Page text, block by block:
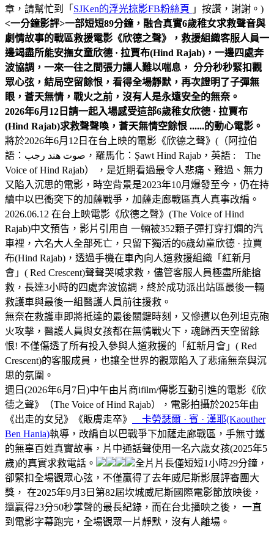
章，請幫忙到「 SJKen的浮光掠影FB粉絲頁 」按讚，謝謝。)
<一分鐘影評>一部短短89分鐘，融合真實6歲稚女求救聲音與
劇情故事的戰區救援電影《欣德之聲》，救援組織客服人員一
邊竭盡所能安撫女童欣德 · 拉賈布(Hind Rajab)，一邊四處奔
波協調，一來一往之間張力讓人難以喘息， 分分秒秒緊扣觀
眾心弦，結局空留餘恨，看得全場靜默，再次證明了子彈無
眼，蒼天無情，戰火之前，沒有人是永遠安全的無奈。
2026年6月12日請一起入場感受這部6歲稚女欣德 · 拉賈布
(Hind Rajab)求救聲聲喚，蒼天無情空餘恨 ......的動心電影。
將於2026年6月12日在台上映的電影《欣德之聲》(（阿拉伯
語：صوت هند رجب，羅馬化：Ṣawt Hind Rajab，英語 : The
Voice of Hind Rajab） ，是近期看過最令人悲痛、難過、無力
又陷入沉思的電影，時空背景是2023年10月爆發至今，仍在持
續中以巴衝突下的加薩戰爭，加薩走廊戰區真人真事改編。
2026.06.12 在台上映電影《欣德之聲》(The Voice of Hind
Rajab)中文預告，影片引用自 一輛被352顆子彈打穿打爛的汽
車裡，六名大人全部死亡，只留下獨活的6歲幼童欣德 · 拉賈
布(Hind Rajab)，透過手機在車內向人道救援組織「紅新月
會」( Red Crescent)聲聲哭喊求救，儘管客服人員極盡所能搶
救，長達3小時的四處奔波協調，終於成功派出站區最後一輛
救護車與最後一組醫護人員前往援救。
無奈在救護車即將抵達的最後關鍵時刻，又慘遭以色列坦克砲
火攻擊，醫護人員與女孩都在無情戰火下，魂歸西天空留餘
恨! 不僅傷透了所有投入參與人道救援的「紅新月會」( Red
Crescent)的客服成員，也讓全世界的觀眾陷入了悲痛無奈與沉
思的氛圍。
週日(2026年6月7日)中午由片商ifilm/傳影互動引進的電影《欣
德之聲》（The Voice of Hind Rajab），電影拍攝於2025年由
《出走的女兒》《販膚走卒》
卡勞瑟爾 · 賓 · 漢耶(Kaouther
Ben Hania)執導，改編自以巴戰爭下加薩走廊戰區，手無寸鐵
的無辜百姓真實故事，片中通話聲使用一名六歲女孩(2025年5
歲)的真實求救電話。
全片片長僅短短1小時29分鐘，
卻緊扣全場觀眾心弦，不僅贏得了去年威尼斯影展評審團大
獎， 在2025年9月3日第82屆坎城威尼斯國際電影節放映後，
還贏得23分50秒掌聲的最長紀錄，而在台北播映之後， 一直
到電影字幕跑完，全場觀眾一片靜默，沒有人離場。